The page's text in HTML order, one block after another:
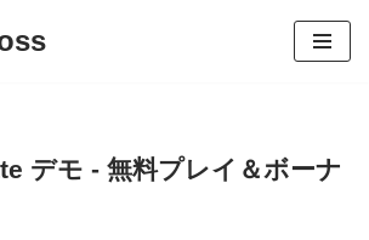
デモ - 無料プレイ＆ボーナ